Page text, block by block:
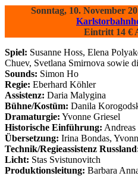
Sonntag, 10. November
Eintritt 14 €
Spiel: Susanne Hoss, Elena
Chuev, Svetlana Smirnova sowie
Sounds: Simon Ho
Regie: Eberhard Köhler
Assistenz: Daria Malygina
Bühne/Kostüm: Danila
Dramaturgie: Yvonne Griesel
Historische Einführung: Andreas
Übersetzung: Irina Bondas,
Technik/Regieassistenz
Licht: Stas Svistunovitch
Produktionsleitung: Barbara